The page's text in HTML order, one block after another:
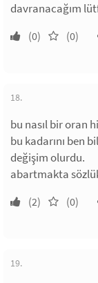
davranacağım
(0) (0)
18.
bu nasıl bir oran
bu kadarını ben
değişim olurdu.
abartmakta
(2) (0)
19.